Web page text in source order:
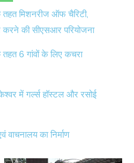
मिशनरीज ऑफ चैरिटी,
करने की सीएसआर परियोजना
6 गांवों के लिए कचरा
में गर्ल्स हॉस्टल और रसोई
वाचनालय का निर्माण